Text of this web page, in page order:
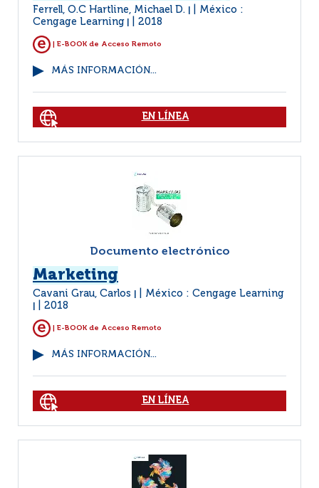
Ferrell, O.C Hartline, Michael D.
México :
Cengage Learning
2018
| E-BOOK de Acceso Remoto
MÁS INFORMACIÓN...
EN LÍNEA
Documento electrónico
Marketing
Cavani Grau, Carlos México : Cengage Learning
2018
| E-BOOK de Acceso Remoto
MÁS INFORMACIÓN...
EN LÍNEA